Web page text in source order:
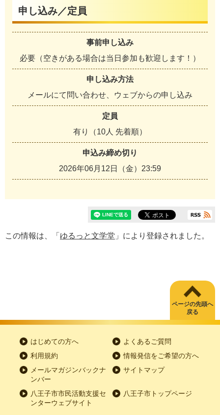
申し込み／定員
事前申し込み
必要（空きがある場合は当日参加も歓迎します！）
申し込み方法
メールにて問い合わせ、ウェブからの申し込み
定員
有り（10人 先着順）
申込み締め切り
2026年06月12日（金）23:59
この情報は、「 ゆるっと文学堂 」により登録されました。
ページの先頭へ
戻る
はじめての方へ
よくあるご質問
利用規約
情報発信をご希望の方へ
メールマガジンバックナ
ンバー
サイトマップ
八王子市市民活動支援セ
ンターウェブサイト
八王子市トップページ